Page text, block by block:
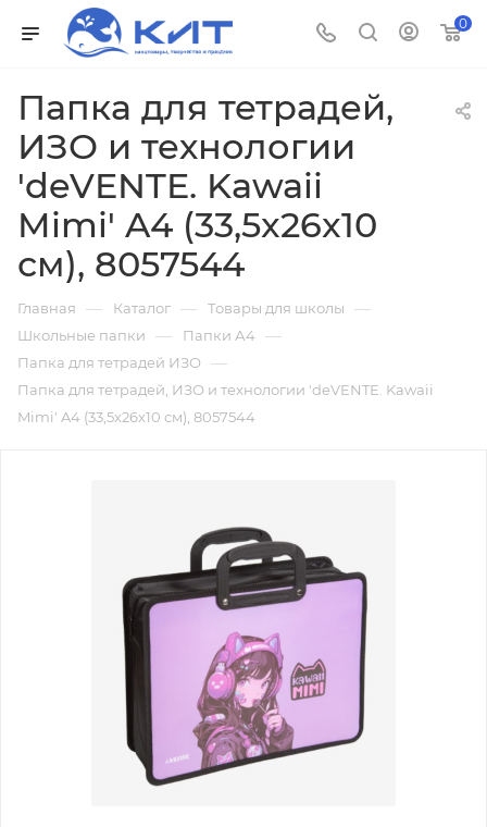
0
Папка для тетрадей,
ИЗО и технологии
'deVENTE. Kawaii
Mimi' A4 (33,5x26x10
см), 8057544
Главная — Каталог — Товары для школы —
Школьные папки — Папки А4 —
Папка для тетрадей ИЗО —
Папка для тетрадей, ИЗО и технологии 'deVENTE. Kawaii
Mimi' A4 (33,5x26x10 см), 8057544